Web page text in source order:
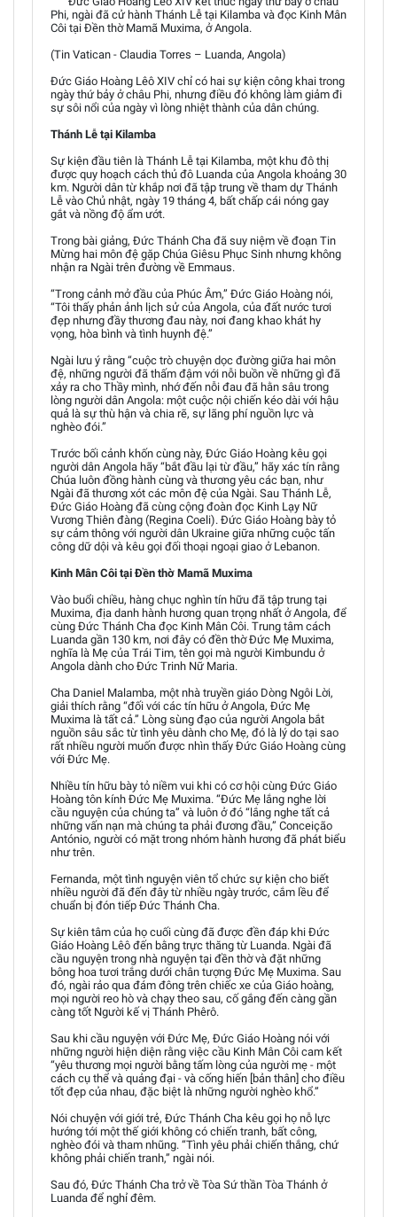
Phi, ngài đã cử hành Thánh Lễ tại Kilamba và đọc Kinh Mân
Côi tại Đền thờ Mamã Muxima, ở Angola.
(Tin Vatican - Claudia Torres – Luanda, Angola)
Đức Giáo Hoàng Lêô XIV chỉ có hai sự kiện công khai trong
ngày thứ bảy ở châu Phi, nhưng điều đó không làm giảm đi
sự sôi nổi của ngày vì lòng nhiệt thành của dân chúng.
Thánh Lễ tại Kilamba
Sự kiện đầu tiên là Thánh Lễ tại Kilamba, một khu đô thị
được quy hoạch cách thủ đô Luanda của Angola khoảng 30
km. Người dân từ khắp nơi đã tập trung về tham dự Thánh
Lễ vào Chủ nhật, ngày 19 tháng 4, bất chấp cái nóng gay
gắt và nồng độ ẩm ướt.
Trong bài giảng, Đức Thánh Cha đã suy niệm về đoạn Tin
Mừng hai môn đệ gặp Chúa Giêsu Phục Sinh nhưng không
nhận ra Ngài trên đường về Emmaus.
“Trong cảnh mở đầu của Phúc Âm,” Đức Giáo Hoàng nói,
“Tôi thấy phản ảnh lịch sử của Angola, của đất nước tươi
đẹp nhưng đầy thương đau này, nơi đang khao khát hy
vọng, hòa bình và tình huynh đệ.”
Ngài lưu ý rằng “cuộc trò chuyện dọc đường giữa hai môn
đệ, những người đã thấm đậm với nỗi buồn về những gì đã
xảy ra cho Thầy mình, nhớ đến nỗi đau đã hằn sâu trong
lòng người dân Angola: một cuộc nội chiến kéo dài với hậu
quả là sự thù hận và chia rẽ, sự lãng phí nguồn lực và
nghèo đói.”
Trước bối cảnh khốn cùng này, Đức Giáo Hoàng kêu gọi
người dân Angola hãy “bắt đầu lại từ đầu,” hãy xác tín rằng
Chúa luôn đồng hành cùng và thương yêu các bạn, như
Ngài đã thương xót các môn đệ của Ngài. Sau Thánh Lễ,
Đức Giáo Hoàng đã cùng cộng đoàn đọc Kinh Lạy Nữ
Vương Thiên đàng (Regina Coeli). Đức Giáo Hoàng bày tỏ
sự cảm thông với người dân Ukraine giữa những cuộc tấn
công dữ dội và kêu gọi đối thoại ngoại giao ở Lebanon.
Kinh Mân Côi tại Đền thờ Mamã Muxima
Vào buổi chiều, hàng chục nghìn tín hữu đã tập trung tại
Muxima, địa danh hành hương quan trọng nhất ở Angola, để
cùng Đức Thánh Cha đọc Kinh Mân Côi. Trung tâm cách
Luanda gần 130 km, nơi đây có đền thờ Đức Mẹ Muxima,
nghĩa là Mẹ của Trái Tim, tên gọi mà người Kimbundu ở
Angola dành cho Đức Trinh Nữ Maria.
Cha Daniel Malamba, một nhà truyền giáo Dòng Ngôi Lời,
giải thích rằng “đối với các tín hữu ở Angola, Đức Mẹ
Muxima là tất cả.” Lòng sùng đạo của người Angola bắt
nguồn sâu sắc từ tình yêu dành cho Mẹ, đó là lý do tại sao
rất nhiều người muốn được nhìn thấy Đức Giáo Hoàng cùng
với Đức Mẹ.
Nhiều tín hữu bày tỏ niềm vui khi có cơ hội cùng Đức Giáo
Hoàng tôn kính Đức Mẹ Muxima. “Đức Mẹ lắng nghe lời
cầu nguyện của chúng ta” và luôn ở đó “lắng nghe tất cả
những vấn nạn mà chúng ta phải đương đầu,” Conceição
António, người có mặt trong nhóm hành hương đã phát biểu
như trên.
Fernanda, một tình nguyện viên tổ chức sự kiện cho biết
nhiều người đã đến đây từ nhiều ngày trước, cắm lều để
chuẩn bị đón tiếp Đức Thánh Cha.
Sự kiên tâm của họ cuối cùng đã được đền đáp khi Đức
Giáo Hoàng Lêô đến bằng trực thăng từ Luanda. Ngài đã
cầu nguyện trong nhà nguyện tại đền thờ và đặt những
bông hoa tươi trắng dưới chân tượng Đức Mẹ Muxima. Sau
đó, ngài rảo qua đám đông trên chiếc xe của Giáo hoàng,
mọi người reo hò và chạy theo sau, cố gắng đến càng gần
càng tốt Người kế vị Thánh Phêrô.
Sau khi cầu nguyện với Đức Mẹ, Đức Giáo Hoàng nói với
những người hiện diện rằng việc cầu Kinh Mân Côi cam kết
“yêu thương mọi người bằng tấm lòng của người mẹ - một
cách cụ thể và quảng đại - và cống hiến [bản thân] cho điều
tốt đẹp của nhau, đặc biệt là những người nghèo khổ.”
Nói chuyện với giới trẻ, Đức Thánh Cha kêu gọi họ nỗ lực
hướng tới một thế giới không có chiến tranh, bất công,
nghèo đói và tham nhũng. “Tình yêu phải chiến thắng, chứ
không phải chiến tranh,” ngài nói.
Sau đó, Đức Thánh Cha trở về Tòa Sứ thần Tòa Thánh ở
Luanda để nghỉ đêm.